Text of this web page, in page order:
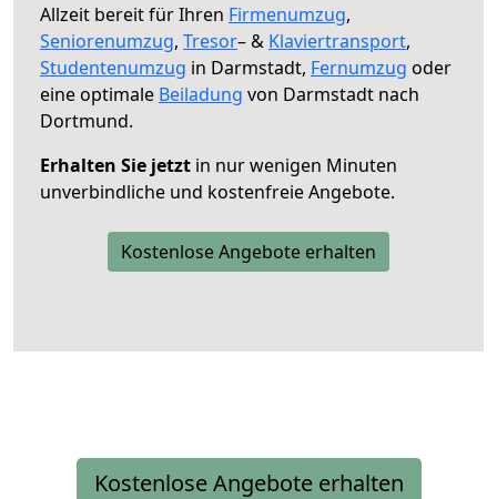
Allzeit bereit für Ihren Firmenumzug,
Seniorenumzug, Tresor– & Klaviertransport,
Studentenumzug in Darmstadt, Fernumzug oder
eine optimale Beiladung von Darmstadt nach
Dortmund.
Erhalten Sie jetzt in nur wenigen Minuten
unverbindliche und kostenfreie Angebote.
Kostenlose Angebote erhalten
Kostenlose Angebote erhalten